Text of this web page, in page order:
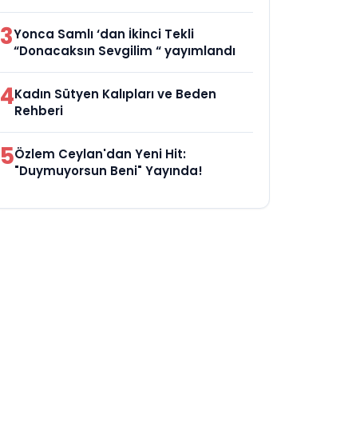
3Yonca Samlı ‘dan İkinci Tekli
“Donacaksın Sevgilim “ yayımlandı
4Kadın Sütyen Kalıpları ve Beden
Rehberi
5Özlem Ceylan'dan Yeni Hit:
"Duymuyorsun Beni" Yayında!